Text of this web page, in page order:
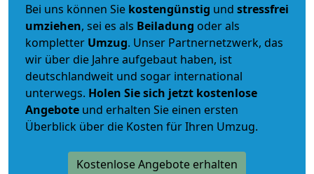
Bei uns können Sie kostengünstig und stressfrei
umziehen, sei es als Beiladung oder als
kompletter Umzug. Unser Partnernetzwerk, das
wir über die Jahre aufgebaut haben, ist
deutschlandweit und sogar international
unterwegs. Holen Sie sich jetzt kostenlose
Angebote und erhalten Sie einen ersten
Überblick über die Kosten für Ihren Umzug.
Kostenlose Angebote erhalten